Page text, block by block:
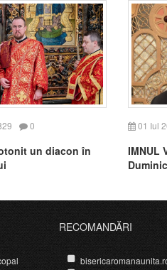
0
un diacon în
01 Iul
IMNUL
RECOMANDĂRI